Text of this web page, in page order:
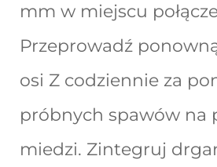
mm w miejscu
Przeprowadź
osi Z codziennie za
próbnych spawów na
miedzi. Zintegruj